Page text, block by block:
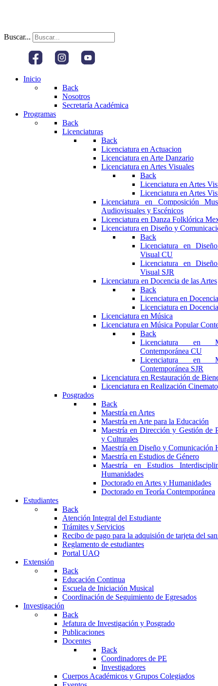
Buscar...
Inicio
Back
Nosotros
Secretaría Académica
Programas
Back
Licenciaturas
Back
Licenciatura en Actuacion
Licenciatura en Arte Danzario
Licenciatura en Artes Visuales
Back
Licenciatura en Artes
Licenciatura en Artes
Licenciatura en Composición
Audiovisuales y Escénicos
Licenciatura en Danza Folklórica
Licenciatura en Diseño y
Back
Licenciatura en
Visual CU
Licenciatura en
Visual SJR
Licenciatura en Docencia de las Artes
Back
Licenciatura en
Licenciatura en
Licenciatura en Música
Licenciatura en Música Popular
Back
Licenciatura en
Contemporánea CU
Licenciatura en
Contemporánea SJR
Licenciatura en Restauración de
Licenciatura en Realización
Posgrados
Back
Maestría en Artes
Maestría en Arte para la Educación
Maestría en Dirección y Gestión de
y Culturales
Maestría en Diseño y Comunicación
Maestría en Estudios de Género
Maestría en Estudios
Humanidades
Doctorado en Artes y Humanidades
Doctorado en Teoría Contemporánea
Estudiantes
Back
Atención Integral del Estudiante
Trámites y Servicios
Recibo de pago para la adquisión de tarjeta del
Reglamento de estudiantes
Portal UAQ
Extensión
Back
Educación Continua
Escuela de Iniciación Musical
Coordinación de Seguimiento de Egresados
Investigación
Back
Jefatura de Investigación y Posgrado
Publicaciones
Docentes
Back
Coordinadores de PE
Investigadores
Cuerpos Académicos y Grupos Colegiados